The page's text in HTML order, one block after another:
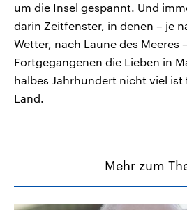
um die Insel gespannt. Und
darin Zeitfenster, in denen – je
Wetter, nach Laune des Meeres
Fortgegangenen die Lieben in
halbes Jahrhundert nicht viel ist
Land.
Mehr zum